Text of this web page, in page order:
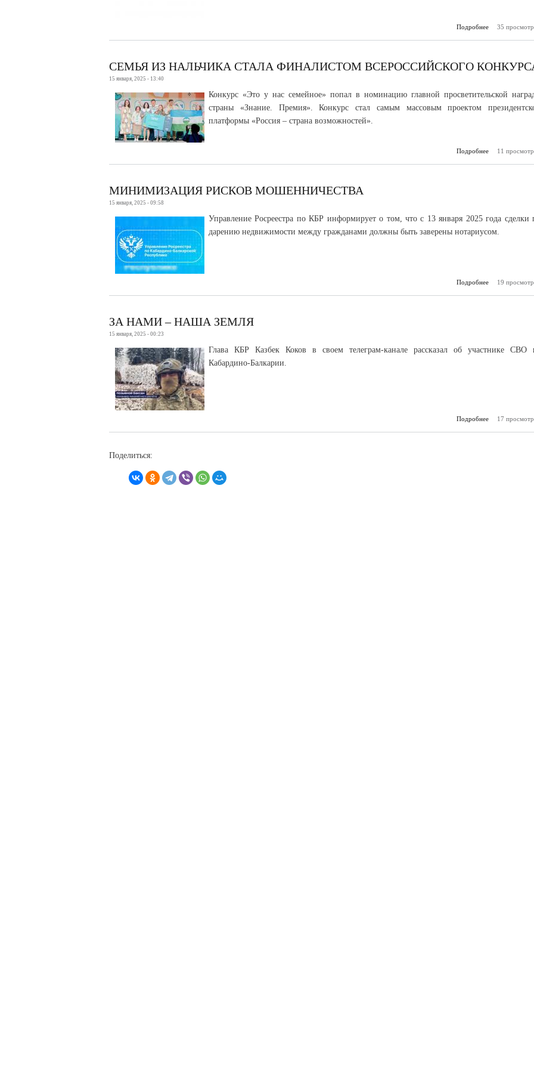
Подробнее
о В
проекта
35
СЕМЬЯ ИЗ НАЛЬЧИКА СТАЛА ФИНАЛИСТОМ ВСЕРОССИЙСКОГО
15 января, 2025 - 13:40
Конкурс «Это у нас семейное» попал в номинацию главной просветительской
страны «Знание. Премия». Конкурс стал самым массовым проектом
платформы «Россия – страна возможностей».
Подробнее
о Семья из
11
МИНИМИЗАЦИЯ РИСКОВ МОШЕННИЧЕСТВА
15 января, 2025 - 09:58
Управление Росреестра по КБР информирует о том, что с 13 января 2025 года сделки
дарению недвижимости между гражданами должны быть заверены нотариусом.
Подробнее
о Минимизация
19
ЗА НАМИ – НАША ЗЕМЛЯ
15 января, 2025 - 00:23
Глава КБР Казбек Коков в своем телеграм-канале рассказал об участнике СВО
Кабардино-Балкарии.
Подробнее о За нами –
17
Поделиться: